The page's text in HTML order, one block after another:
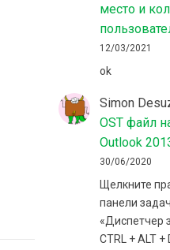
место и
12/03/2021
ok
Simon
OST файл
Outlook
30/06/2020
Щелкните
панели
«Диспетчер
CTRL + ALT +